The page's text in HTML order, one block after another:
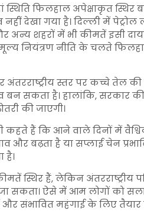
स्थिति फिलहाल अपेक्षाकृत स्थिर
देखा गया है। दिल्ली में पेट्रोल
शहरों में भी कीमतें इसी दायरे
नियंत्रण नीति के चलते
अंतरराष्ट्रीय स्तर पर कच्चे तेल
बन सकता है। हालांकि,
की जाएगी।
कहते हैं कि आने वाले दिनों में
और बढ़ता है या सप्लाई चेन
है।
स्थिर हैं, लेकिन अंतरराष्ट्रीय
सकता। ऐसे में आम लोगों को
संभावित महंगाई के लिए तैयार